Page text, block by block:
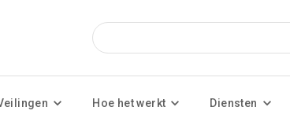
Hoe het werkt Diensten